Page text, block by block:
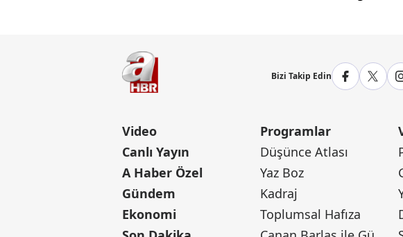
Bizi Takip Edin
Video
Canlı Yayın
A Haber Özel
Gündem
Ekonomi
Programlar
Düşünce Atlası
Yaz Boz
Kadraj
Toplumsal Hafıza